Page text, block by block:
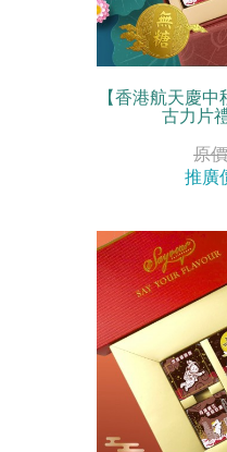
【香港航天慶
古力片
原
推廣